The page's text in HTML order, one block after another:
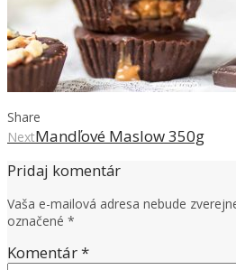
Share
NextMandľové Maslow 350g
Pridaj komentár
Vaša e-mailová adresa nebude
označené *
Komentár*